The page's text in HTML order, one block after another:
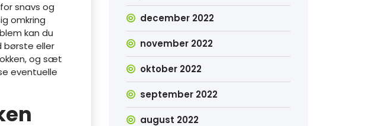
snavs og
omkring
kan du
børste eller
og sæt
eventuelle
december 2022
november 2022
oktober 2022
september 2022
august 2022